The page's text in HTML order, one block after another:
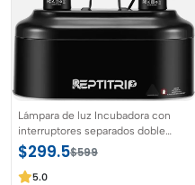
410 UX410U UX410UA
UX430U UX430 UX433FN
UX461U UX461U 1 UX5.
UX530UQ UX530UX UX32
Lámpara de luz Incubadora con
interruptores separados doble
cúpula UVB para terrario de
reptiles y hábitat de tortugas u
otras mascotas
$299.5$599
5.0